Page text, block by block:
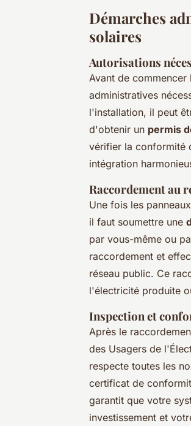
Démarches
solaires
Autorisations
Avant de
administratives
l'installation, il peut
d'obtenir un permis
vérifier la conformité
intégration
Raccordement au
Une fois les
il faut soumettre une
par vous-même ou
raccordement et
réseau public. Ce
l'électricité produite
Inspection et
Après le
des Usagers de
respecte toutes les
certificat de
garantit que votre
investissement et